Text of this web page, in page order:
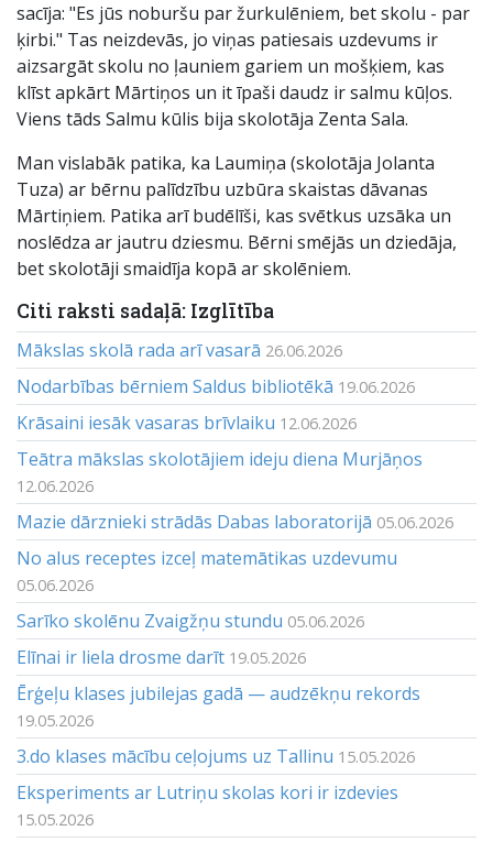
sacīja: "Es jūs noburšu par žurkulēniem, bet skolu - par
ķirbi." Tas neizdevās, jo viņas patiesais uzdevums ir
aizsargāt skolu no ļauniem gariem un mošķiem, kas
klīst apkārt Mārtiņos un it īpaši daudz ir salmu kūļos.
Viens tāds Salmu kūlis bija skolotāja Zenta Sala.
Man vislabāk patika, ka Laumiņa (skolotāja Jolanta
Tuza) ar bērnu palīdzību uzbūra skaistas dāvanas
Mārtiņiem. Patika arī budēlīši, kas svētkus uzsāka un
noslēdza ar jautru dziesmu. Bērni smējās un dziedāja,
bet skolotāji smaidīja kopā ar skolēniem.
Citi raksti sadaļā: Izglītība
Mākslas skolā rada arī vasarā 26.06.2026
Nodarbības bērniem Saldus bibliotēkā 19.06.2026
Krāsaini iesāk vasaras brīvlaiku 12.06.2026
Teātra mākslas skolotājiem ideju diena Murjāņos
12.06.2026
Mazie dārznieki strādās Dabas laboratorijā 05.06.2026
No alus receptes izceļ matemātikas uzdevumu
05.06.2026
Sarīko skolēnu Zvaigžņu stundu 05.06.2026
Elīnai ir liela drosme darīt 19.05.2026
Ērģeļu klases jubilejas gadā — audzēkņu rekords
19.05.2026
3.do klases mācību ceļojums uz Tallinu 15.05.2026
Eksperiments ar Lutriņu skolas kori ir izdevies
15.05.2026